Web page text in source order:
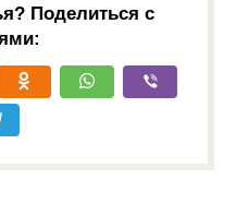
Поделиться с